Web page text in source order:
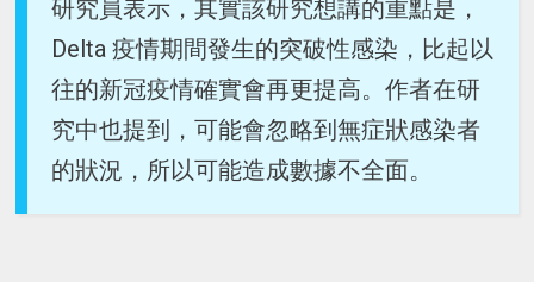
研究員表示，其實該研究想講的重點是，
Delta 疫情期間發生的突破性感染，比起以
往的新冠疫情確實會再更提高。作者在研
究中也提到，可能會忽略到無症狀感染者
的狀況，所以可能造成數據不全面。